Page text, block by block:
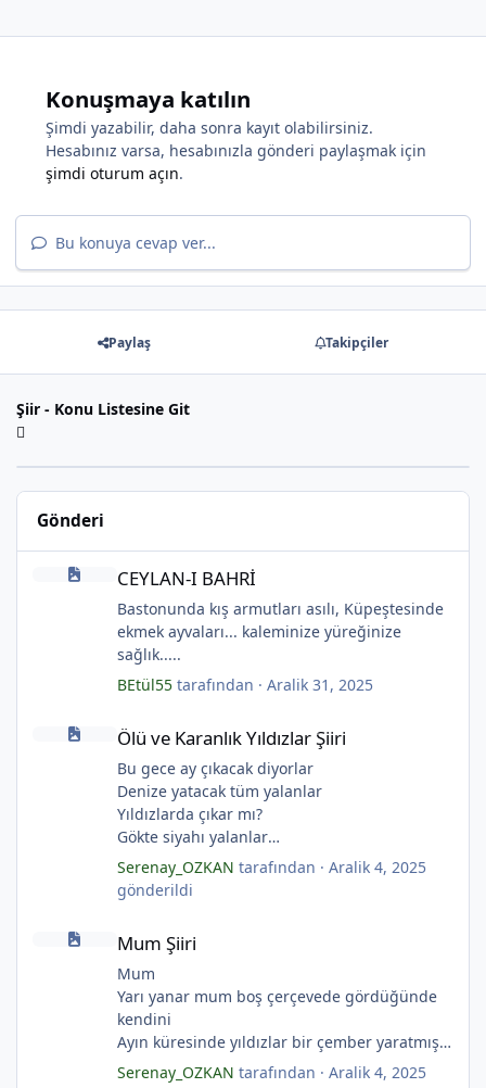
Konuşmaya katılın
Şimdi yazabilir, daha sonra kayıt olabilirsiniz.
Hesabınız varsa, hesabınızla gönderi paylaşmak için
şimdi oturum açın.
Bu konuya cevap ver...
Paylaş Takipçiler
Şiir - Konu Listesine Git
Gönderi
CEYLAN-I BAHRİ
Bastonunda kış armutları asılı, Küpeştesinde
ekmek ayvaları... kaleminize yüreğinize
sağlık.....
BEtül55tarafından · Aralik 31, 2025
Ölü ve Karanlık Yıldızlar Şiiri
Bu gece ay çıkacak diyorlar
Denize yatacak tüm yalanlar
Yıldızlarda çıkar mı?
Gökte siyahı yalanlar
Ölü ve karanlık yıldızlar
Ayı sarhoş etmişler
Ay kesilmiş kızıl, kızıl
(Serenay Özkan, Viata)
Serenay_OZKAN tarafından · Aralik 4, 2025
gönderildi
Mum Şiiri
Mum
Yarı yanar mum boş çerçevede gördüğünde
kendini
Ayın küresinde yıldızlar bir çember yaratmış
Çocukların rüyalarını.
Serenay_OZKAN tarafından · Aralik 4, 2025
*
*
*